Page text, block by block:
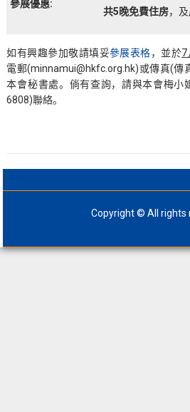
參展優惠:
共5晚免費住房，
如有興趣參加敬請填妥參展表格，並於7
電郵(minnamui@hkfc.org.hk)或傳真(傳
本會秘書處。倘有查詢，請與本會梅小
6808)聯絡。
Copyright © All rights